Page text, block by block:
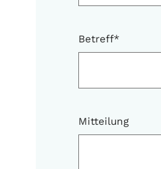
Betreff*
Mitteilung